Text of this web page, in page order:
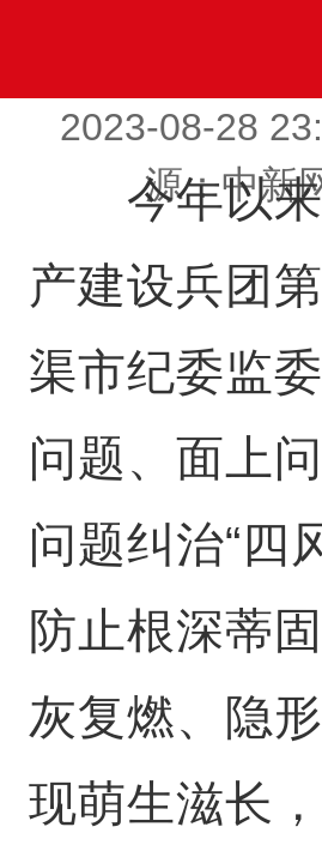
2023-08-28
源：中新
今年以来
产建设兵团
渠市纪委监
问题、面上
问题纠治“四
防止根深蒂
灰复燃、隐
现萌生滋长